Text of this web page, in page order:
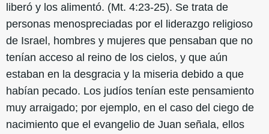
liberó y los alimentó. (Mt. 4:23-25). Se trata de
personas menospreciadas por el liderazgo religioso
de Israel, hombres y mujeres que pensaban que no
tenían acceso al reino de los cielos, y que aún
estaban en la desgracia y la miseria debido a que
habían pecado. Los judíos tenían este pensamiento
muy arraigado; por ejemplo, en el caso del ciego de
nacimiento que el evangelio de Juan señala, ellos